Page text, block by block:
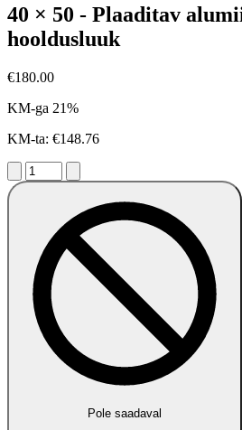
40 × 50 - Plaaditav
hooldusluuk
€180.00
KM-ga 21%
KM-ta: €148.76
Pole saadaval